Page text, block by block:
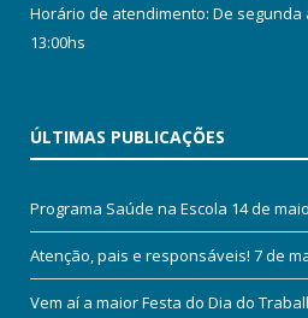
Horário de atendimento: De segunda
13:00hs
ÚLTIMAS PUBLICAÇÕES
Programa Saúde na Escola 14 de
Atenção, pais e responsáveis! 7 de
Vem aí a maior Festa do Dia do